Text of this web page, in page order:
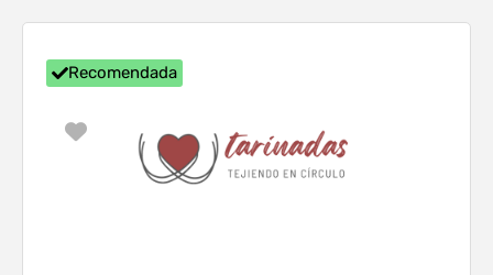
Recomendada
Favorito